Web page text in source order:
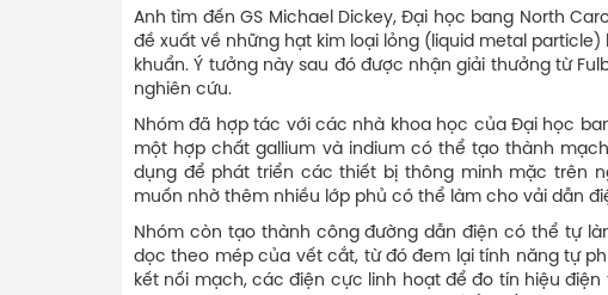
Anh tìm đến GS Michael Dickey, Đại học bang North
đề xuất về những hạt kim loại lỏng (liquid metal
khuẩn. Ý tưởng này sau đó được nhận giải thưởng từ
nghiên cứu.
Nhóm đã hợp tác với các nhà khoa học của Đại học
một hợp chất gallium và indium có thể tạo thành
dụng để phát triển các thiết bị thông minh mặc trên
muốn nhờ thêm nhiều lớp phủ có thể làm cho vải dẫn
Nhóm còn tạo thành công đường dẫn điện có thể tự
dọc theo mép của vết cắt, từ đó đem lại tính năng tự
kết nối mạch, các điện cực linh hoạt để đo tín hiệu